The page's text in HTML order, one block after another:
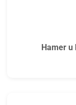
Hamer u